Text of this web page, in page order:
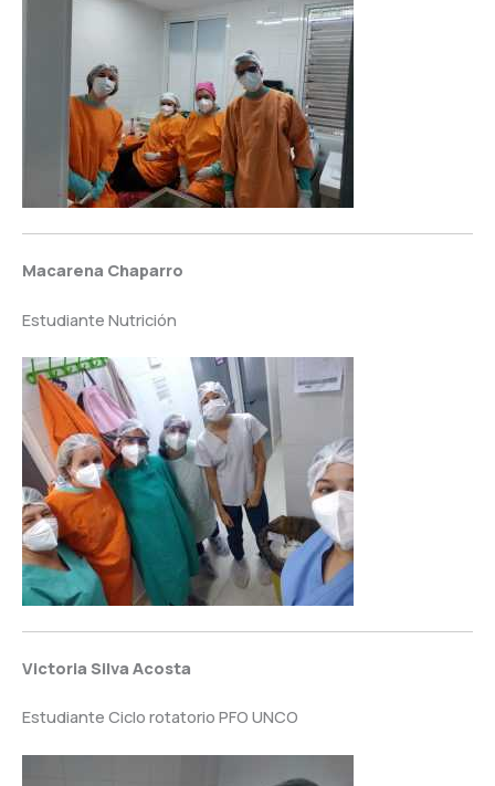
Macarena Chaparro
Estudiante Nutrición
Victoria Silva Acosta
Estudiante Ciclo rotatorio PFO UNCO